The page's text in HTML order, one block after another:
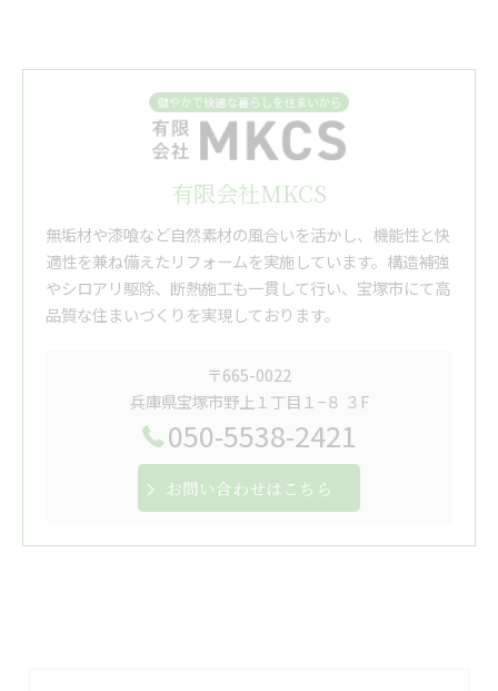
有限会社MKCS
無垢材や漆喰など自然素材の風合いを活かし、機能性と快
適性を兼ね備えたリフォームを実施しています。構造補強
やシロアリ駆除、断熱施工も一貫して行い、宝塚市にて高
品質な住まいづくりを実現しております。
〒665-0022
兵庫県宝塚市野上１丁目１−８ ３F
050-5538-2421
お問い合わせはこちら